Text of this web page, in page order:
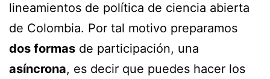
lineamientos de política de ciencia abierta
de Colombia. Por tal motivo preparamos
dos formas de participación, una
asíncrona, es decir que puedes hacer los